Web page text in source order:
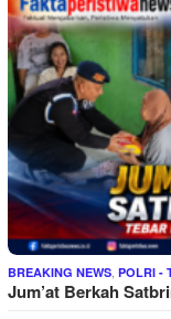
BREAKING NEWS, POLRI -
Jum’at Berkah